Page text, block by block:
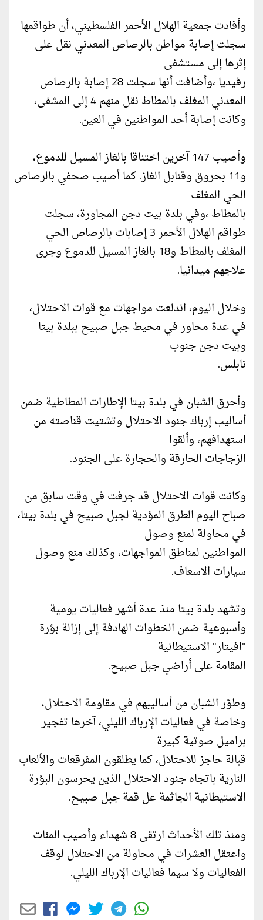
وأفادت جمعية الهلال الأحمر الفلسطيني، أن طواقمها
سجلت إصابة مواطن بالرصاص المعدني نقل على
إثرها إلى مستشفى
رفيديا ،وأضافت أنها سجلت 28 إصابة بالرصاص
المعدني المغلف بالمطاط نقل منهم 4 إلى المشفى،
وكانت إصابة أحد المواطنين في العين.
وأصيب 147 آخرين اختناقا بالغاز المسيل للدموع،
و11 بحروق وقنابل الغاز. كما أصيب صحفي بالرصاص
الحي المغلف
بالمطاط ،وفي بلدة بيت دجن المجاورة، سجلت
طواقم الهلال الأحمر 3 إصابات بالرصاص الحي
المغلف بالمطاط و18 بالغاز المسيل للدموع وجرى
علاجهم ميدانيا.
وخلال اليوم، اندلعت مواجهات مع قوات الاحتلال،
في عدة محاور في محيط جبل صبيح ببلدة بيتا
وبيت دجن جنوب
نابلس.
وأحرق الشبان في بلدة بيتا الإطارات المطاطية ضمن
أساليب إرباك جنود الاحتلال وتشتيت قناصته من
استهدافهم، وألقوا
الزجاجات الحارقة والحجارة على الجنود.
وكانت قوات الاحتلال قد جرفت في وقت سابق من
صباح اليوم الطرق المؤدية لجبل صبيح في بلدة بيتا،
في محاولة لمنع وصول
المواطنين لمناطق المواجهات، وكذلك منع وصول
سيارات الاسعاف.
وتشهد بلدة بيتا منذ عدة أشهر فعاليات يومية
وأسبوعية ضمن الخطوات الهادفة إلى إزالة بؤرة
"افيتار" الاستيطانية
المقامة على أراضي جبل صبيح.
وطوّر الشبان من أساليبهم في مقاومة الاحتلال،
وخاصة في فعاليات الإرباك الليلي، آخرها تفجير
براميل صوتية كبيرة
قبالة حاجز للاحتلال، كما يطلقون المفرقعات والألعاب
النارية باتجاه جنود الاحتلال الذين يحرسون البؤرة
الاستيطانية الجاثمة عل قمة جبل صبيح.
ومنذ تلك الأحداث ارتقى 8 شهداء وأصيب المئات
واعتقل العشرات في محاولة من الاحتلال لوقف
الفعاليات ولا سيما فعاليات الإرباك الليلي.